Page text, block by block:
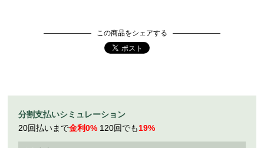
この商品をシェアする
分割支払いシミュレーション
20回払いまで金利0% 120回でも19%